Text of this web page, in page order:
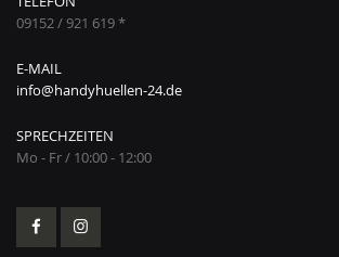
09152 / 921 619 *
E-MAIL
info@handyhuellen-24.de
SPRECHZEITEN
Mo - Fr / 10:00 - 12:00